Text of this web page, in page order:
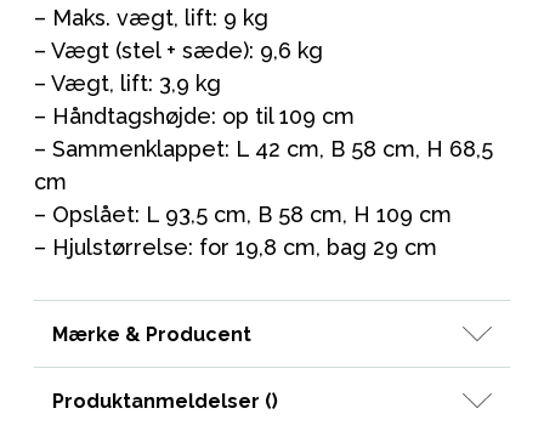
– Maks. vægt, lift: 9 kg
– Vægt (stel + sæde): 9,6 kg
– Vægt, lift: 3,9 kg
– Håndtagshøjde: op til 109 cm
– Sammenklappet: L 42 cm, B 58 cm, H 68,5
cm
– Opslået: L 93,5 cm, B 58 cm, H 109 cm
– Hjulstørrelse: for 19,8 cm, bag 29 cm
Mærke & Producent
Produktanmeldelser ()